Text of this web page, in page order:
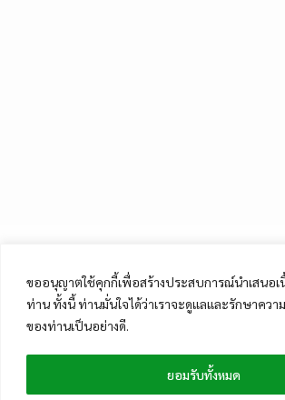
ขออนุญาตใช้คุกกี้เพื่อสร้างประสบการณ์นำเสนอ
ท่าน ทั้งนี้ ท่านมั่นใจได้ว่าเราจะดูแลและรักษาคว
ของท่านเป็นอย่างดี.
ยอมรับทั้งหมด